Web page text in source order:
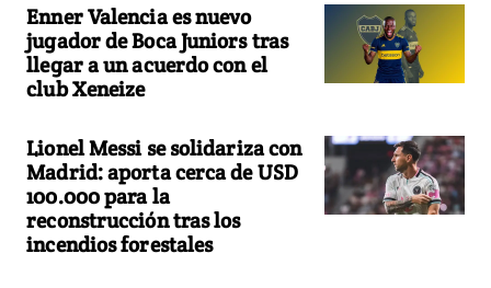
Enner Valencia es nuevo
jugador de Boca Juniors tras
llegar a un acuerdo con el
club Xeneize
Lionel Messi se solidariza con
Madrid: aporta cerca de USD
100.000 para la
reconstrucción tras los
incendios forestales